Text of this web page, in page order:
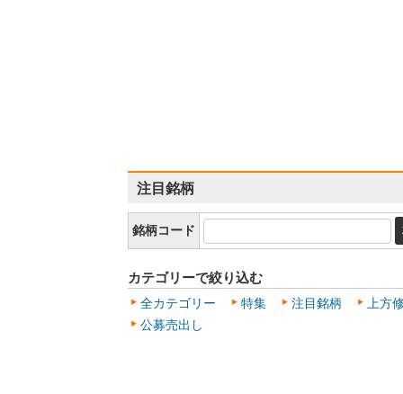
注目銘柄
銘柄コード
カテゴリーで絞り込む
全カテゴリー 特集 注目銘柄 上方
公募売出し